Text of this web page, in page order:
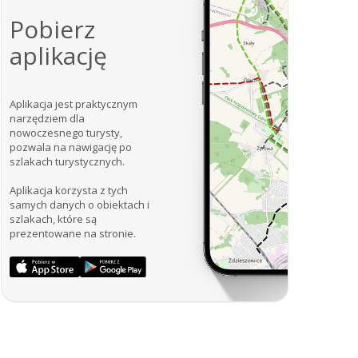
Pobierz
aplikację
Aplikacja jest praktycznym
narzędziem dla
nowoczesnego turysty,
pozwala na nawigację po
szlakach turystycznych.
Aplikacja korzysta z tych
samych danych o obiektach i
szlakach, które są
prezentowane na stronie.